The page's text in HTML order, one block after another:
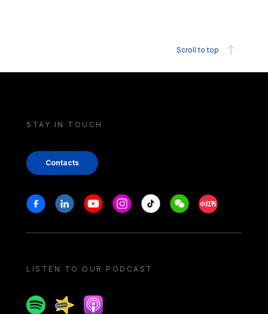
Scroll to top
STAY IN TOUCH
Contacts
Stay in touch
FacebookLinkedinYoutubeInstagram
Tiktok WeechatXiaohongshu/
LISTEN TO OUR PODCAST
SpotifySpreakerApple podcast